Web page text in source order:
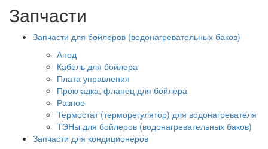
Запчасти
Запчасти для бойлеров (водонагревательных баков)
Анод
Кабель для бойлера
Плата управления
Прокладка, фланец для бойлера
Разное
Термостат (терморегулятор) для водонагревателя
ТЭНы для бойлеров (водонагревательных баков)
Запчасти для кондиционеров